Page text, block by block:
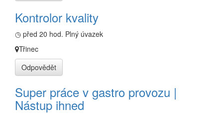
Kontrolor kvality
◷ před 20 hod. Plný úvazek
Třinec
Odpovědět
Super práce v gastro provozu |
Nástup ihned